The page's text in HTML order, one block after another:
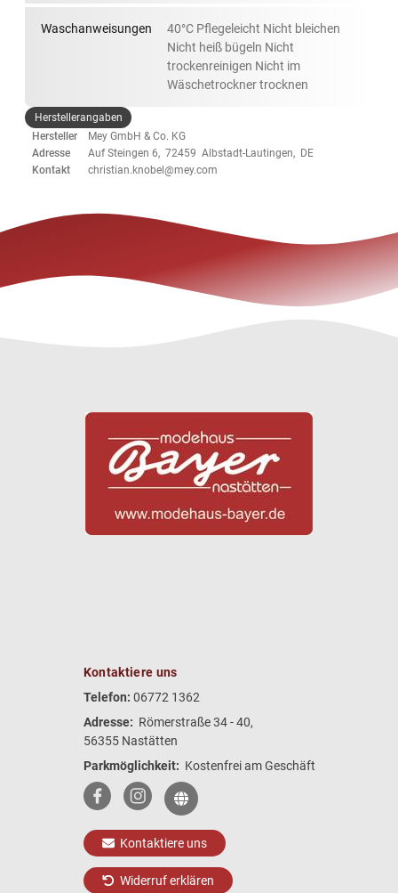
Waschanweisungen
40°C Pflegeleicht Nicht bleichen
Nicht heiß bügeln Nicht
trockenreinigen Nicht im
Wäschetrockner trocknen
Herstellerangaben
Hersteller
Mey GmbH & Co. KG
Adresse
Auf Steingen 6, 72459 Albstadt-Lautingen, DE
Kontakt
christian.knobel@mey.com
Kontaktiere uns
Telefon: 06772 1362
Adresse: Römerstraße 34 - 40,
56355 Nastätten
Parkmöglichkeit: Kostenfrei am Geschäft
Kontaktiere uns
Widerruf erklären